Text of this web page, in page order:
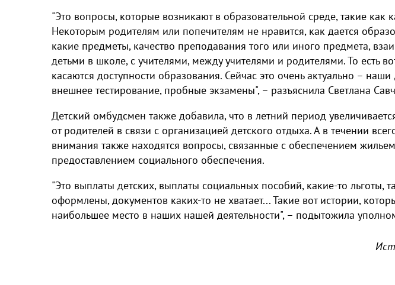
"Это вопросы, которые возникают в образовательной среде, такие как
Некоторым родителям или попечителям не нравится, как дается
какие предметы, качество преподавания того или иного предмета,
детьми в школе, с учителями, между учителями и родителями. То есть
касаются доступности образования. Сейчас это очень актуально –
внешнее тестирование, пробные экзамены", – разъяснила Светлана
Детский омбудсмен также добавила, что в летний период
от родителей в связи с организацией детского отдыха. А в течении
внимания также находятся вопросы, связанные с обеспечением
предоставлением социального обеспечения.
"Это выплаты детских, выплаты социальных пособий, какие-то льготы,
оформлены, документов каких-то не хватает... Такие вот истории,
наибольшее место в наших нашей деятельности", – подытожила